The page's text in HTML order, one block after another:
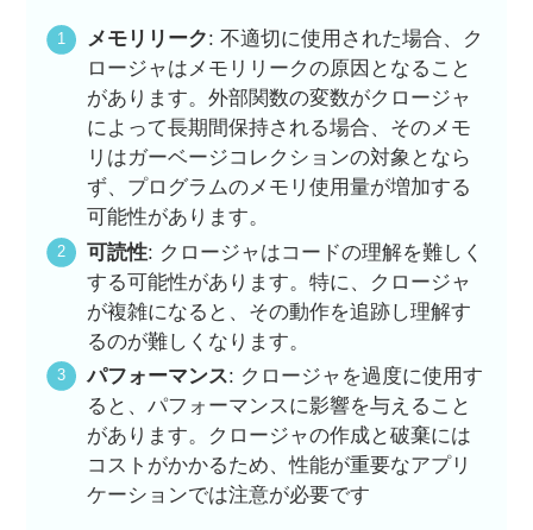
メモリリーク: 不適切に使用された場合、ク
ロージャはメモリリークの原因となること
があります。外部関数の変数がクロージャ
によって長期間保持される場合、そのメモ
リはガーベージコレクションの対象となら
ず、プログラムのメモリ使用量が増加する
可能性があります。
可読性: クロージャはコードの理解を難しく
する可能性があります。特に、クロージャ
が複雑になると、その動作を追跡し理解す
るのが難しくなります。
パフォーマンス: クロージャを過度に使用す
ると、パフォーマンスに影響を与えること
があります。クロージャの作成と破棄には
コストがかかるため、性能が重要なアプリ
ケーションでは注意が必要です